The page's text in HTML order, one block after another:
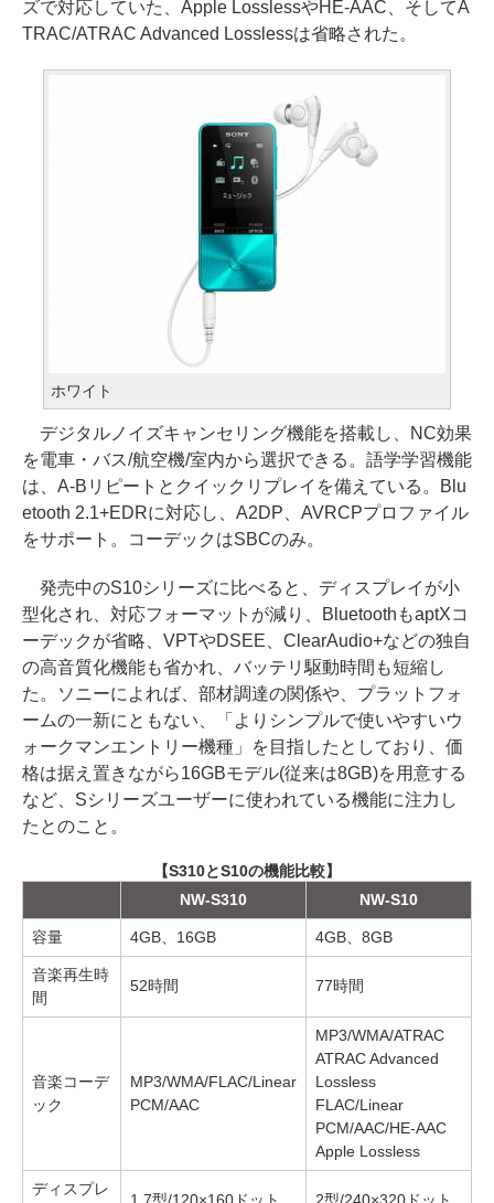
ズで対応していた、Apple LosslessやHE-AAC、そしてA
TRAC/ATRAC Advanced Losslessは省略された。
ホワイト
デジタルノイズキャンセリング機能を搭載し、NC効果
を電車・バス/航空機/室内から選択できる。語学学習機能
は、A-Bリピートとクイックリプレイを備えている。Blu
etooth 2.1+EDRに対応し、A2DP、AVRCPプロファイル
をサポート。コーデックはSBCのみ。
発売中のS10シリーズに比べると、ディスプレイが小
型化され、対応フォーマットが減り、BluetoothもaptXコ
ーデックが省略、VPTやDSEE、ClearAudio+などの独自
の高音質化機能も省かれ、バッテリ駆動時間も短縮し
た。ソニーによれば、部材調達の関係や、プラットフォ
ームの一新にともない、「よりシンプルで使いやすいウ
ォークマンエントリー機種」を目指したとしており、価
格は据え置きながら16GBモデル(従来は8GB)を用意する
など、Sシリーズユーザーに使われている機能に注力し
たとのこと。
【S310とS10の機能比較】
NW-S310
NW-S10
容量 4GB、16GB 4GB、8GB
音楽再生時
間
52時間 77時間
音楽コーデ
ック
MP3/WMA/FLAC/Linear
PCM/AAC
MP3/WMA/ATRAC
ATRAC Advanced
Lossless
FLAC/Linear
PCM/AAC/HE-AAC
Apple Lossless
ディスプレ